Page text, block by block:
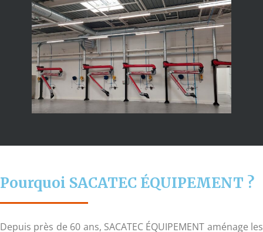
Pourquoi SACATEC ÉQUIPEMENT ?
Depuis près de 60 ans, SACATEC ÉQUIPEMENT aménage les